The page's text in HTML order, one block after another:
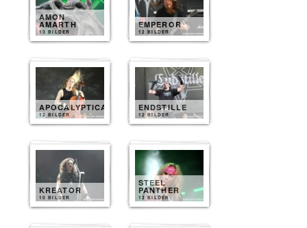
AMON
AMARTH
13 BILDER
EMPEROR
12 BILDER
APOCALYPTICA
12 BILDER
ENDSTILLE
12 BILDER
KREATOR
10 BILDER
STEEL
PANTHER
12 BILDER